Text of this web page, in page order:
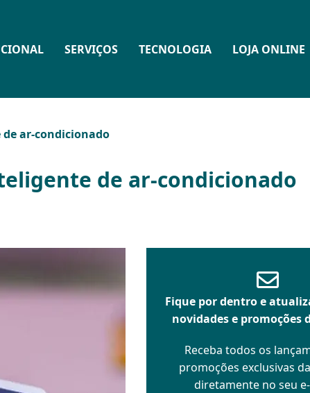
SERVIÇOS TECNOLOGIA LOJA ONLINE
ar-condicionado
de ar-condicionado
Fique por dentro e
novidades e promoções
Receba todos os
promoções exclusivas
diretamente no seu